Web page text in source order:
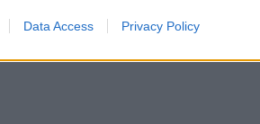
Data Access Privacy Policy